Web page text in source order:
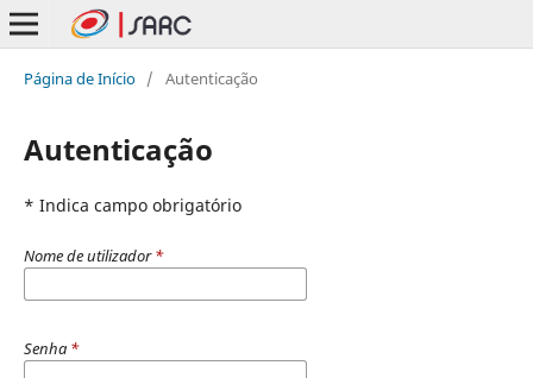
Página de Início / Autenticação
Autenticação
* Indica campo obrigatório
Nome de utilizador*
Senha *